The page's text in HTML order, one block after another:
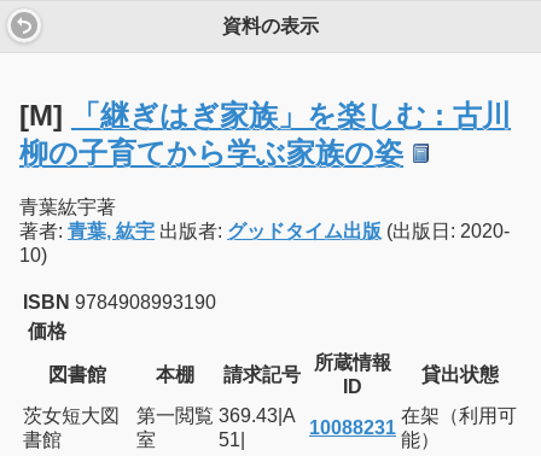
資料の表示
[M]
「継ぎはぎ家族」を楽しむ : 古川
柳の子育てから学ぶ家族の姿
青葉紘宇著
著者: 青葉, 紘宇 出版者: グッドタイム出版 (出版日: 2020-
10)
ISBN 9784908993190
価格
図書館 本棚 請求記号
所蔵情報
ID
貸出状態
茨女短大図
書館
第一閲覧
室
369.43|A
51|
10088231
在架（利用可
能）